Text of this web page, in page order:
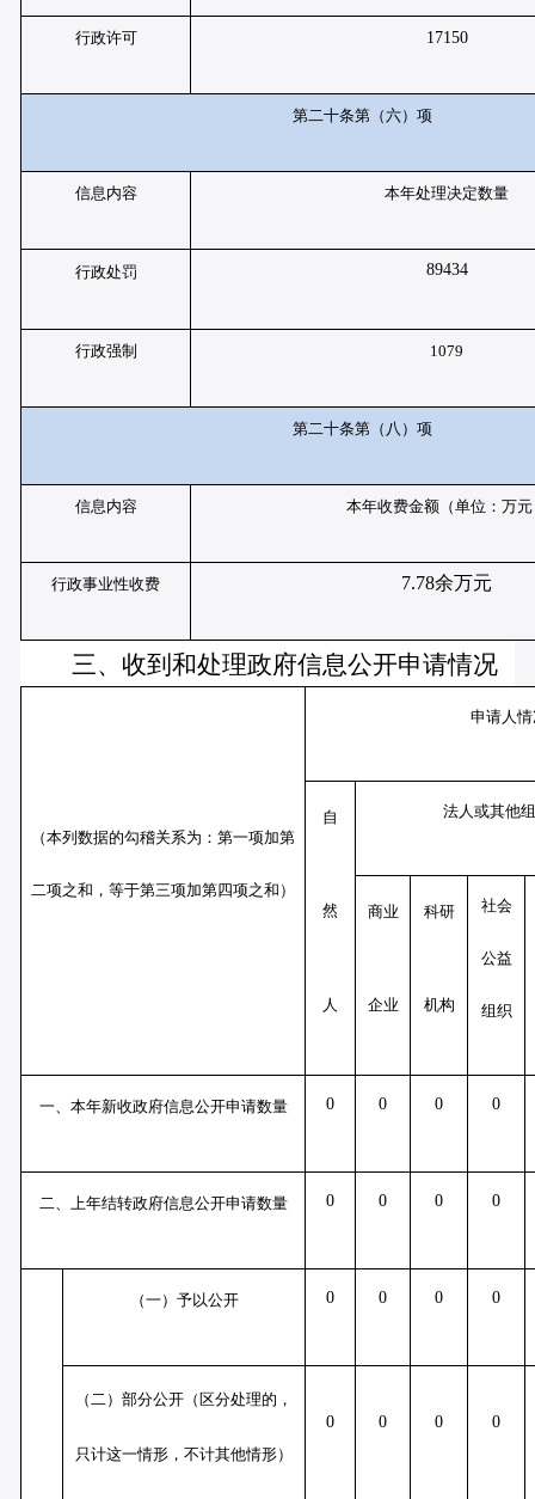
行政许可 17150
第二十条第（六）项
信息内容 本年处理决定数量
行政处罚 89434
行政强制 1079
第二十条第（八）项
信息内容 本年收费金额（单位：万元
行政事业性收费 7.78余万元
三、收到和处理政府信息公开申请情况
（本列数据的勾稽关系为：第一项加第
二项之和，等于第三项加第四项之和）
申请人
自
然
人
法人或其他
商业
企业
科研
机构
社会
公益
组织
一、本年新收政府信息公开申请数量 0 0 0 0
二、上年结转政府信息公开申请数量 0 0 0 0
（一）予以公开 0 0 0 0
（二）部分公开 （区分处理的，
只计这一情形，不计其他情形）
0 0 0 0